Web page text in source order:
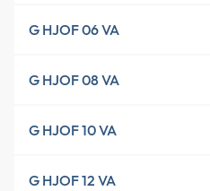
G HJOF 06 VA
G HJOF 08 VA
G HJOF 10 VA
G HJOF 12 VA